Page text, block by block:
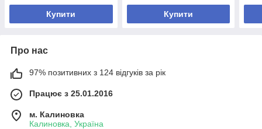
Купити Купити
Про нас
97% позитивних з 124 відгуків за рік
Працює з 25.01.2016
м. Калиновка
Калиновка, Україна